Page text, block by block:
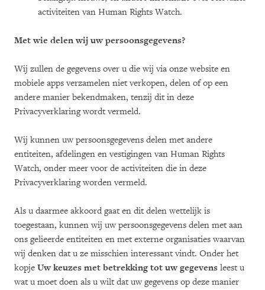
activiteiten van Human Rights Watch.
Met wie delen wij uw persoonsgegevens?
Wij zullen de gegevens over u die wij via onze website en
mobiele apps verzamelen niet verkopen, delen of op een
andere manier bekendmaken, tenzij dit in deze
Privacyverklaring wordt vermeld.
Wij kunnen uw persoonsgegevens delen met andere
entiteiten, afdelingen en vestigingen van Human Rights
Watch, onder meer voor de activiteiten die in deze
Privacyverklaring worden vermeld.
Als u daarmee akkoord gaat en dit delen wettelijk is
toegestaan, kunnen wij uw persoonsgegevens delen met aan
ons gelieerde entiteiten en met externe organisaties waarvan
wij denken dat u ze misschien interessant vindt. Onder het
kopje Uw keuzes met betrekking tot uw gegevens leest u
wat u moet doen als u wilt dat uw gegevens op deze manier